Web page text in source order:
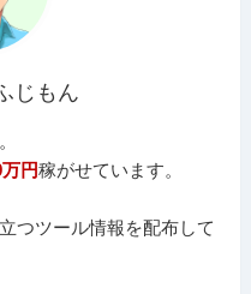
じもん
円稼がせています。
つツール情報を配布して